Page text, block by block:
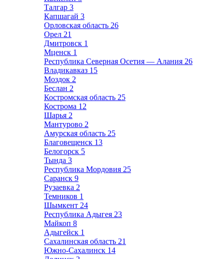
Талгар 3
Капшагай 3
Орловская область 26
Орел 21
Дмитровск 1
Мценск 1
Республика Северная Осетия — Алания 26
Владикавказ 15
Моздок 2
Беслан 2
Костромская область 25
Кострома 12
Шарья 2
Мантурово 2
Амурская область 25
Благовещенск 13
Белогорск 5
Тында 3
Республика Мордовия 25
Саранск 9
Рузаевка 2
Темников 1
Шымкент 24
Республика Адыгея 23
Майкоп 8
Адыгейск 1
Сахалинская область 21
Южно-Сахалинск 14